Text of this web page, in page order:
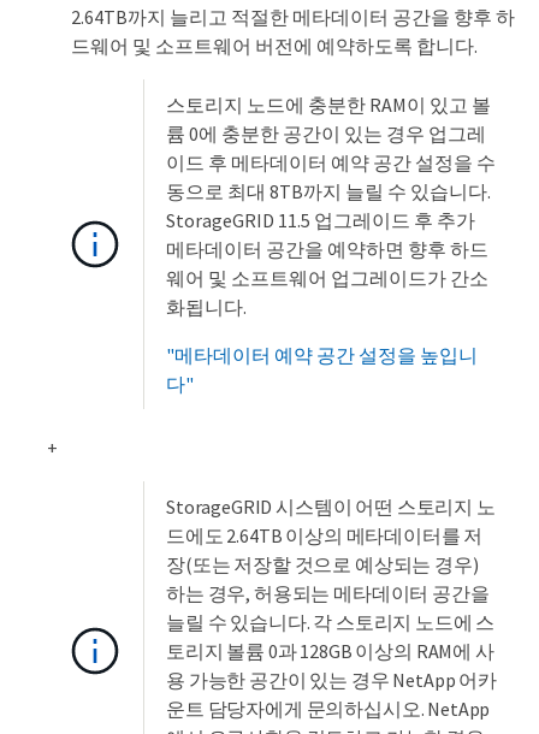
2.64TB까지 늘리고 적절한 메타데이터 공간을 향후 하
드웨어 및 소프트웨어 버전에 예약하도록 합니다.
스토리지 노드에 충분한 RAM이 있고 볼
륨 0에 충분한 공간이 있는 경우 업그레
이드 후 메타데이터 예약 공간 설정을 수
동으로 최대 8TB까지 늘릴 수 있습니다.
StorageGRID 11.5 업그레이드 후 추가
메타데이터 공간을 예약하면 향후 하드
웨어 및 소프트웨어 업그레이드가 간소
화됩니다.
"메타데이터 예약 공간 설정을 높입니
다"
+
StorageGRID 시스템이 어떤 스토리지 노
드에도 2.64TB 이상의 메타데이터를 저
장(또는 저장할 것으로 예상되는 경우)
하는 경우, 허용되는 메타데이터 공간을
늘릴 수 있습니다. 각 스토리지 노드에 스
토리지 볼륨 0과 128GB 이상의 RAM에 사
용 가능한 공간이 있는 경우 NetApp 어카
운트 담당자에게 문의하십시오. NetApp